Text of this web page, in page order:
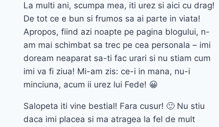
La multi ani, scumpa mea, iti urez si aici cu drag!
De tot ce e bun si frumos sa ai parte in viata!
Apropos, fiind azi noapte pe pagina blogului, n-
am mai schimbat sa trec pe cea personala – imi
doream neaparat sa-ti fac urari si nu stiam cum
imi va fi ziua! Mi-am zis: ce-i in mana, nu-i
minciuna, acum ii urez lui Fede! 😀
Salopeta iti vine bestial! Fara cusur! 🙂 Nu stiu
daca imi placea si ma atragea la fel de mult